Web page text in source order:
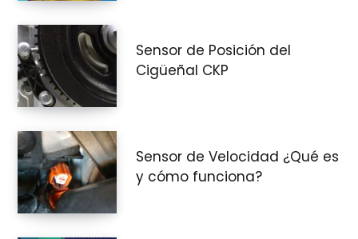
Sensor de Posición del
Cigüeñal CKP
Sensor de Velocidad ¿Qué es
y cómo funciona?